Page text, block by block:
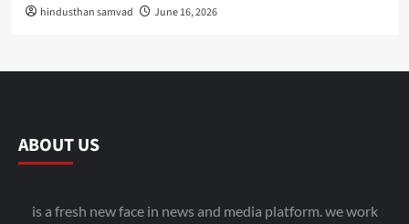
hindusthan samvad June 16, 2026
ABOUT US
is a fresh new face in news and media platform. we work